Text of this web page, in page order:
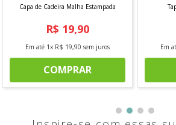
Capa de Cadeira Malha Estampada
R$ 19,90
Em até 1x R$ 19,90 sem juros
COMPRAR
Em